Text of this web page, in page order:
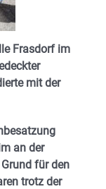
Frasdorf im
mit der
an der
für den
trotz der